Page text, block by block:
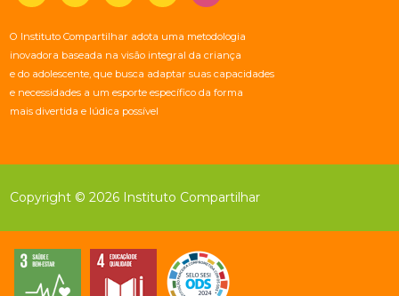
O Instituto Compartilhar adota uma metodologia
inovadora baseada na visão integral da criança
e do adolescente, que busca adaptar suas capacidades
e necessidades a um esporte específico da forma
mais divertida e lúdica possível
Copyright © 2026 Instituto Compartilhar